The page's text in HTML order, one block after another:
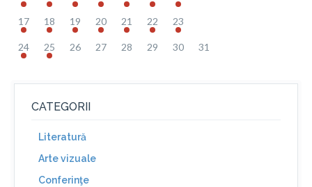
17 18 19 20 21 22 23
24 25 26 27 28 29 30 31
CATEGORII
Literatură
Arte vizuale
Conferinţe